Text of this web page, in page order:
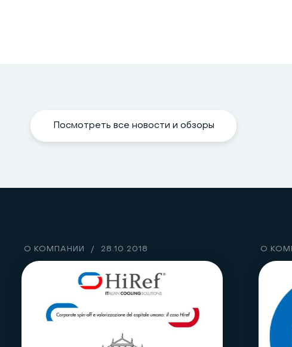
Посмотреть все новости и обзоры
О КОМПАНИИ / 28.10.2018 О